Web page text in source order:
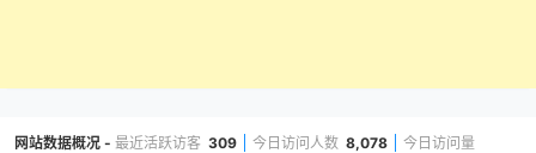
网站数据概况 - 最近活跃访客 309 今日访问人数 8,078 今日访问量